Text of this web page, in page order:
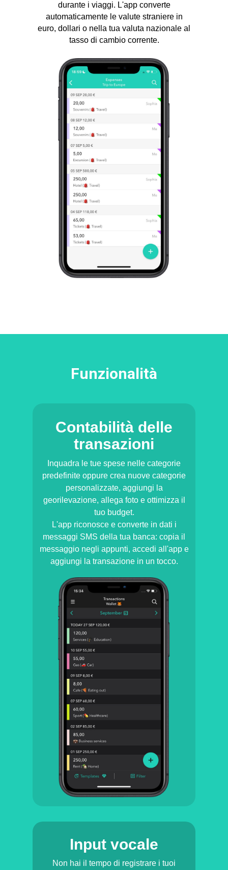
durante i viaggi. L'app converte
automaticamente le valute straniere in
euro, dollari o nella tua valuta nazionale al
tasso di cambio corrente.
Funzionalità
Inquadra le tue spese nelle categorie
predefinite oppure crea nuove categorie
personalizzate, aggiungi la
georilevazione, allega foto e ottimizza il
tuo budget.
L'app riconosce e converte in dati i
messaggi SMS della tua banca: copia il
messaggio negli appunti, accedi all'app e
aggiungi la transazione in un tocco.
Contabilità delle
transazioni
Input vocale
Non hai il tempo di registrare i tuoi